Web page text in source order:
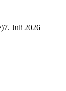
7. Juli 2026